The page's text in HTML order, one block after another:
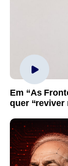
Em “As
quer “reviver